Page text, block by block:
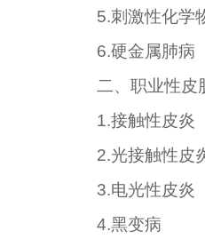
5.刺激性化学
6.硬金属肺病
二、职业性皮
1.接触性皮炎
2.光接触性皮
3.电光性皮炎
4.黑变病